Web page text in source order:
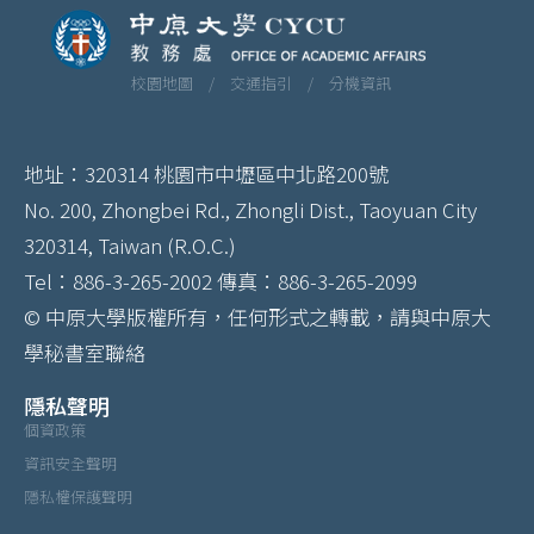
校園地圖 / 交通指引 / 分機資訊
地址：320314 桃園市中壢區中北路200號
No. 200, Zhongbei Rd., Zhongli Dist., Taoyuan City
320314, Taiwan (R.O.C.)
Tel：886-3-265-2002 傳真：886-3-265-2099
© 中原大學版權所有，任何形式之轉載，請與中原大
學秘書室聯絡
隱私聲明
個資政策
資訊安全聲明
隱私權保護聲明